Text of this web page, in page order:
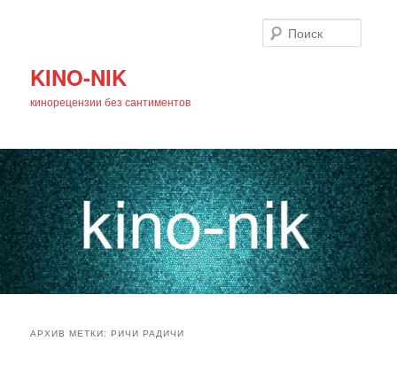
KINO-NIK
кинорецензии без сантиментов
АРХИВ МЕТКИ:РИЧИ РАДИЧИ